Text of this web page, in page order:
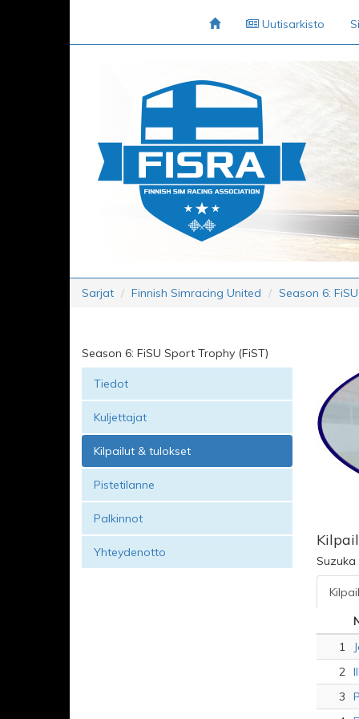
Uutisarkisto
Sarjat Finnish Simracing United Season 6:
Season 6: FiSU Sport Trophy (FiST)
Tiedot
Kuljettajat
Kilpailut & tulokset
Pistetilanne
Palkinnot
Yhteydenotto
Suzuka
1
2
3